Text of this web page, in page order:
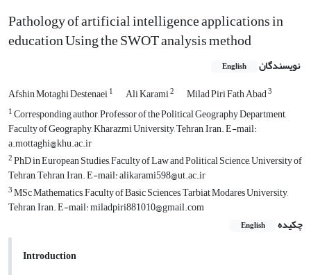
Pathology of artificial intelligence applications in
education Using the SWOT analysis method
نویسندگان English
Afshin Motaghi Destenaei1 Ali Karami2 Milad Piri Fath Abad3
1Corresponding author, Professor of the Political Geography Department,
Faculty of Geography, Kharazmi University, Tehran, Iran. E-mail:
a.mottaghi@khu.ac.ir
2PhD in European Studies, Faculty of Law and Political Science, University of
Tehran, Tehran, Iran. E-mail: alikarami598@ut.ac.ir
3MSc Mathematics, Faculty of Basic Sciences, Tarbiat Modares University,
Tehran, Iran. E-mail: miladpiri881010@gmail.com
چکیده
English
Introduction